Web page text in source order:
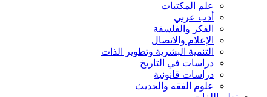
علم المكتبات
أدب عربي
الفكر والفلسفة
الإعلام والاتصال
التنمية البشرية وتطوير الذات
دراسات في التاريخ
دراسات قانونية
علوم الفقه والحديث